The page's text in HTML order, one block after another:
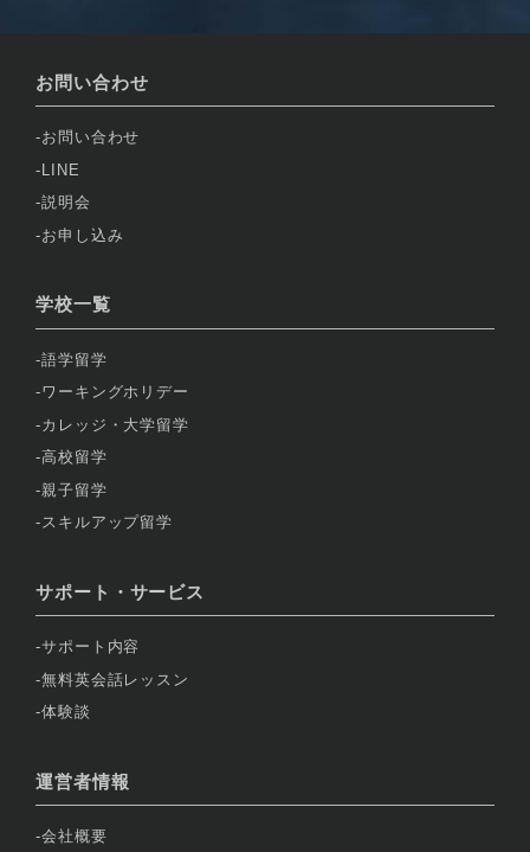
お問い合わせ
お問い合わせ
LINE
説明会
お申し込み
学校一覧
語学留学
ワーキングホリデー
カレッジ・大学留学
高校留学
親子留学
スキルアップ留学
サポート・サービス
サポート内容
無料英会話レッスン
体験談
運営者情報
会社概要